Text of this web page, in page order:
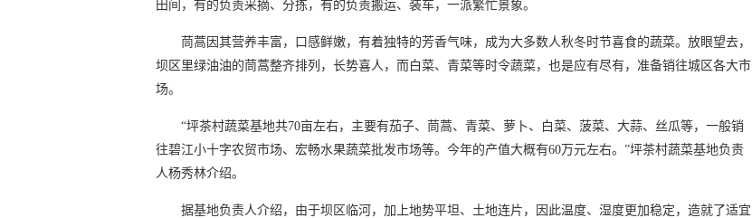
田间，有的负责采摘、分拣，有的负责搬运、装车，一派繁忙景象。
茼蒿因其营养丰富，口感鲜嫩，有着独特的芳香气味，成为大多数人秋冬时节喜食的蔬菜。放眼望去，
坝区里绿油油的茼蒿整齐排列，长势喜人，而白菜、青菜等时令蔬菜，也是应有尽有，准备销往城区各大市
场。
“坪茶村蔬菜基地共70亩左右，主要有茄子、茼蒿、青菜、萝卜、白菜、菠菜、大蒜、丝瓜等，一般销
往碧江小十字农贸市场、宏畅水果蔬菜批发市场等。今年的产值大概有60万元左右。”坪茶村蔬菜基地负责
人杨秀林介绍。
据基地负责人介绍，由于坝区临河，加上地势平坦、土地连片，因此温度、湿度更加稳定，造就了适宜